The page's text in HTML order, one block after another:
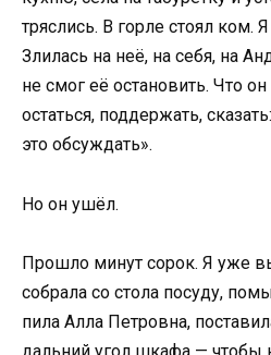
тряслись. В горле стоял ком.
Злилась на неё, на себя, на
не смог её остановить. Что
остаться, поддержать,
это обсуждать».
Но он ушёл.
Прошло минут сорок. Я уже
собрала со стола посуду,
пила Алла Петровна,
дальний угол шкафа — чтобы